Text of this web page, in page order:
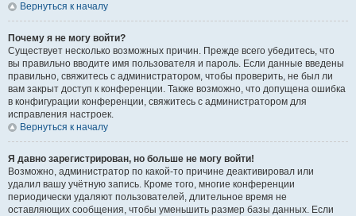
Вернуться к началу
Почему я не могу войти?
Существует несколько возможных причин. Прежде всего убедитесь, что
вы правильно вводите имя пользователя и пароль. Если данные введены
правильно, свяжитесь с администратором, чтобы проверить, не был ли
вам закрыт доступ к конференции. Также возможно, что допущена ошибка
в конфигурации конференции, свяжитесь с администратором для
исправления настроек.
Вернуться к началу
Я давно зарегистрирован, но больше не могу войти!
Возможно, администратор по какой-то причине деактивировал или
удалил вашу учётную запись. Кроме того, многие конференции
периодически удаляют пользователей, длительное время не
оставляющих сообщения, чтобы уменьшить размер базы данных. Если